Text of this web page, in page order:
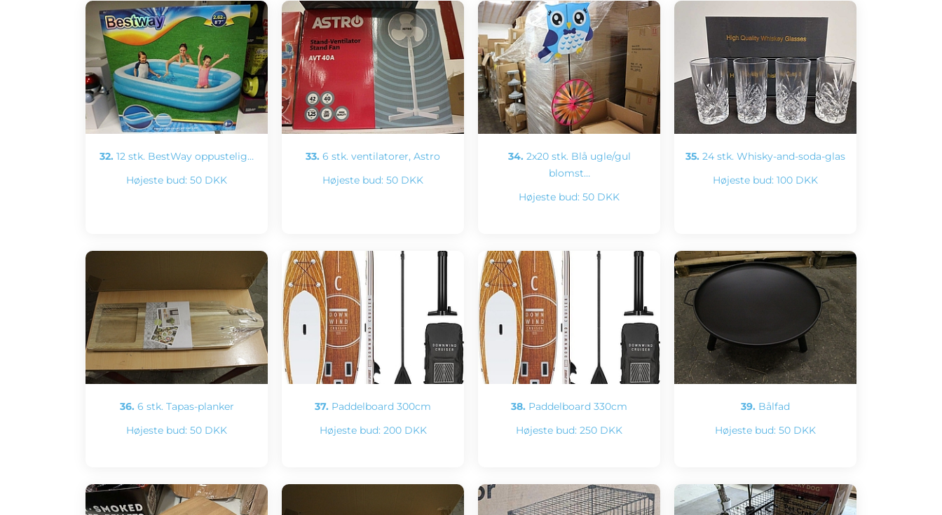
32. 12 stk. BestWay oppustelig…
Højeste bud: 50 DKK
33. 6 stk. ventilatorer, Astro
Højeste bud: 50 DKK
34. 2x20 stk. Blå ugle/gul
blomst…
Højeste bud: 50 DKK
35. 24 stk. Whisky-and-soda-glas
Højeste bud: 100 DKK
36. 6 stk. Tapas-planker
Højeste bud: 50 DKK
37. Paddelboard 300cm
Højeste bud: 200 DKK
38. Paddelboard 330cm
Højeste bud: 250 DKK
39. Bålfad
Højeste bud: 50 DKK